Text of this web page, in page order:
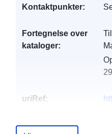
Kontaktpunkter:
Fortegnelse over
kataloger:
uriRef: